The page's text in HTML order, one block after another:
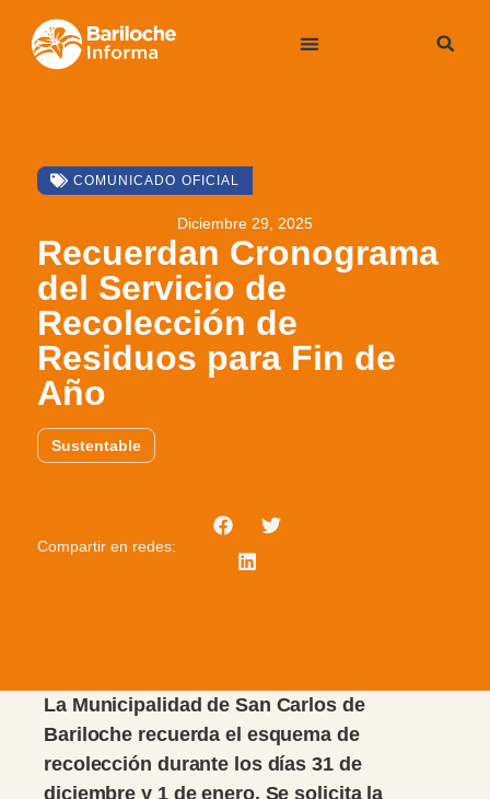
COMUNICADO OFICIAL
Diciembre 29, 2025
Recuerdan Cronograma
del Servicio de
Recolección de
Residuos para Fin de
Año
Sustentable
Compartir en redes:
La Municipalidad de San Carlos de
Bariloche recuerda el esquema de
recolección durante los días 31 de
diciembre y 1 de enero. Se solicita la